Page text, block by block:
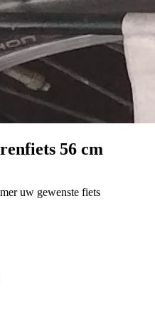
56 cm
uw gewenste fiets